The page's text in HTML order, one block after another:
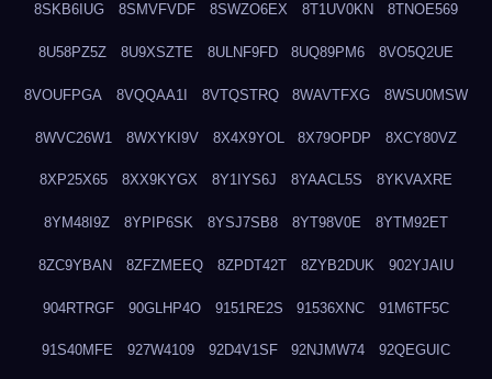
8SKB6IUG 8SMVFVDF 8SWZO6EX 8T1UV0KN 8TNOE569
8U58PZ5Z 8U9XSZTE 8ULNF9FD 8UQ89PM6 8VO5Q2UE
8VOUFPGA 8VQQAA1I 8VTQSTRQ 8WAVTFXG 8WSU0MSW
8WVC26W1 8WXYKI9V 8X4X9YOL 8X79OPDP 8XCY80VZ
8XP25X65 8XX9KYGX 8Y1IYS6J 8YAACL5S 8YKVAXRE
8YM48I9Z 8YPIP6SK 8YSJ7SB8 8YT98V0E 8YTM92ET
8ZC9YBAN 8ZFZMEEQ 8ZPDT42T 8ZYB2DUK 902YJAIU
904RTRGF 90GLHP4O 9151RE2S 91536XNC 91M6TF5C
91S40MFE 927W4109 92D4V1SF 92NJMW74 92QEGUIC